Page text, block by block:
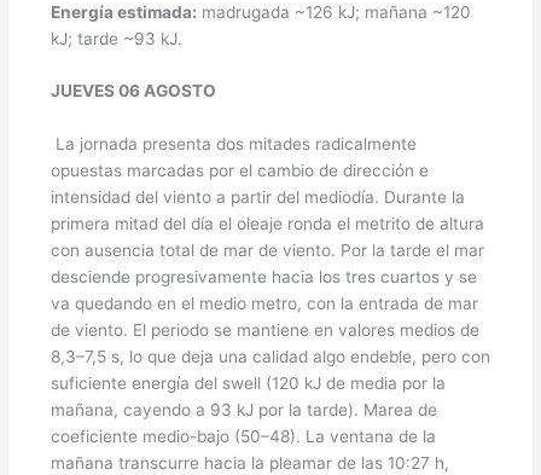
Energía estimada: madrugada ~126 kJ; mañana ~120
kJ; tarde ~93 kJ.
JUEVES 06 AGOSTO
La jornada presenta dos mitades radicalmente
opuestas marcadas por el cambio de dirección e
intensidad del viento a partir del mediodía. Durante la
primera mitad del día el oleaje ronda el metrito de altura
con ausencia total de mar de viento. Por la tarde el mar
desciende progresivamente hacia los tres cuartos y se
va quedando en el medio metro, con la entrada de mar
de viento. El periodo se mantiene en valores medios de
8,3–7,5 s, lo que deja una calidad algo endeble, pero con
suficiente energía del swell (120 kJ de media por la
mañana, cayendo a 93 kJ por la tarde). Marea de
coeficiente medio-bajo (50–48). La ventana de la
mañana transcurre hacia la pleamar de las 10:27 h,